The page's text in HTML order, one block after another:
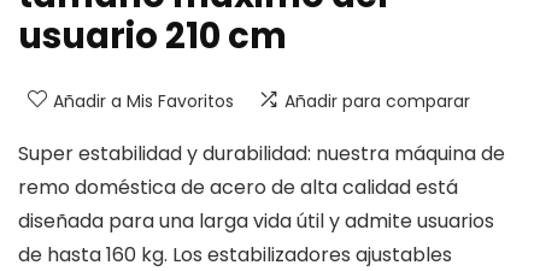
usuario 210 cm
Añadir a Mis Favoritos Añadir para comparar
Super estabilidad y durabilidad: nuestra máquina de
remo doméstica de acero de alta calidad está
diseñada para una larga vida útil y admite usuarios
de hasta 160 kg. Los estabilizadores ajustables